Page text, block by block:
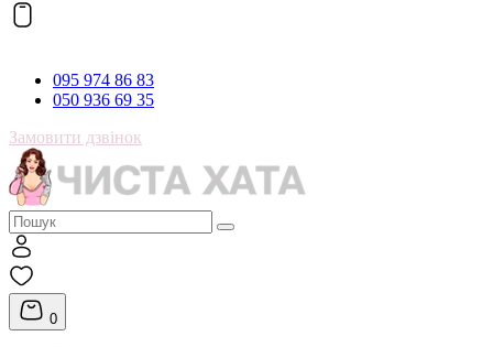
095 974 86 83
050 936 69 35
Замовити дзвінок
0